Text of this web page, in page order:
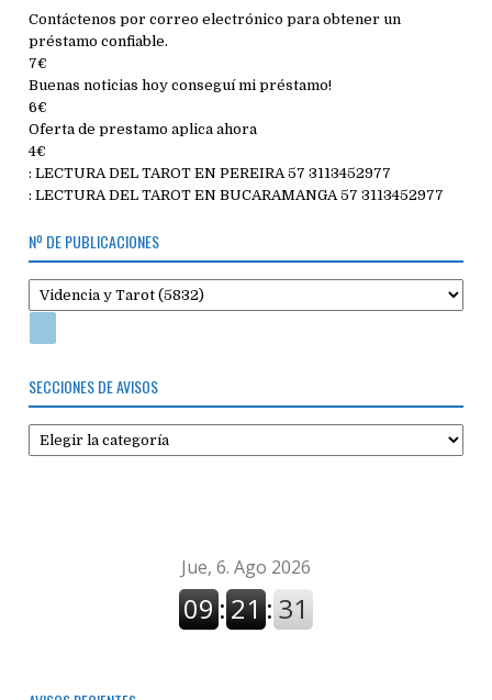
Contáctenos por correo electrónico para obtener un
préstamo confiable.
7€
Buenas noticias hoy conseguí mi préstamo!
6€
Oferta de prestamo aplica ahora
4€
: LECTURA DEL TAROT EN PEREIRA 57 3113452977
: LECTURA DEL TAROT EN BUCARAMANGA 57 3113452977
Nº DE PUBLICACIONES
SECCIONES DE AVISOS
Secciones
de